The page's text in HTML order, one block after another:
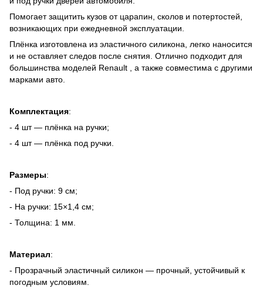
Помогает защитить кузов от царапин, сколов и потертостей,
возникающих при ежедневной эксплуатации.
Плёнка изготовлена из эластичного силикона, легко наносится
и не оставляет следов после снятия. Отлично подходит для
большинства моделей Renault
, а также совместима с другими
марками авто.
Комплектация:
- 4 шт — плёнка на ручки;
- 4 шт — плёнка под ручки.
Размеры:
- Под ручки: 9 см;
- На ручки: 15×1,4 см;
- Толщина: 1 мм.
Материал:
- Прозрачный эластичный силикон — прочный, устойчивый к
погодным условиям.